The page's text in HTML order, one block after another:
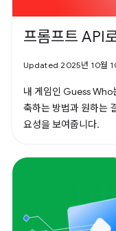
프롬프트 API
Updated 2025년 10월
내 게임인 Guess Who
축하는 방법과 원하는
요성을 보여줍니다.